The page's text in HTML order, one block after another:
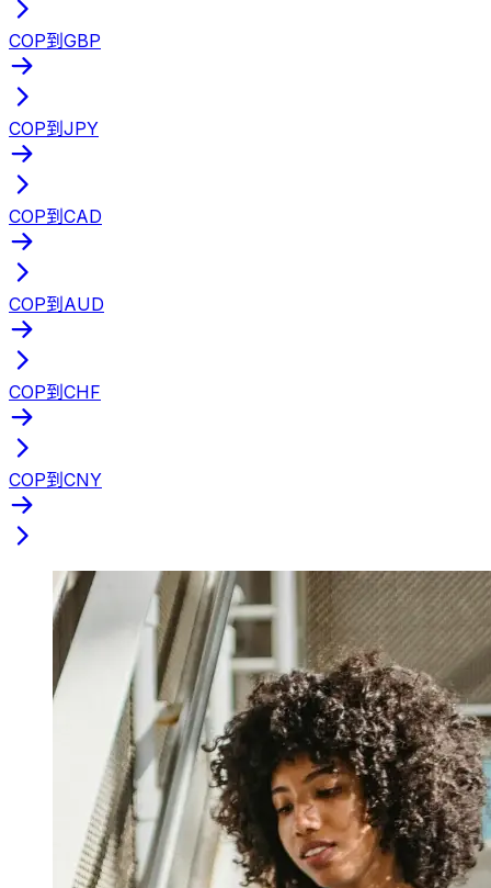
COP到GBP
COP到JPY
COP到CAD
COP到AUD
COP到CHF
COP到CNY